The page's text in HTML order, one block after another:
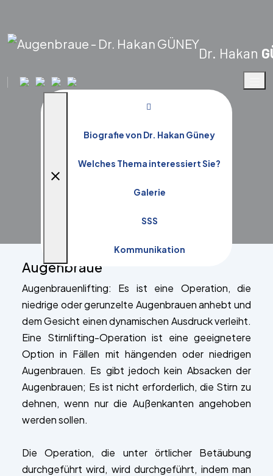
Dr. Hakan
close
Biografie von Dr. Hakan Güney
Welches Thema interessiert Sie?
Galerie
SSS
Kommunikation
Augenbraue
Startseite
Augenbraue
Augenbrauenlifting: Es ist eine Operation, die
niedrige oder gerunzelte Augenbrauen anhebt und
dem Gesicht einen dynamischen Ausdruck verleiht.
Eine Stirnlifting-Operation ist eine geeignetere
Option in Fällen mit hängenden oder niedrigen
Augenbrauen. Es gibt jedoch kein Absacken der
Augenbrauen; Es ist nicht erforderlich, die Stirn zu
dehnen, wenn nur die Außenkanten angehoben
werden sollen.
Die Operation, die unter örtlicher Betäubung
durchgeführt wird, wird durchgeführt, indem man